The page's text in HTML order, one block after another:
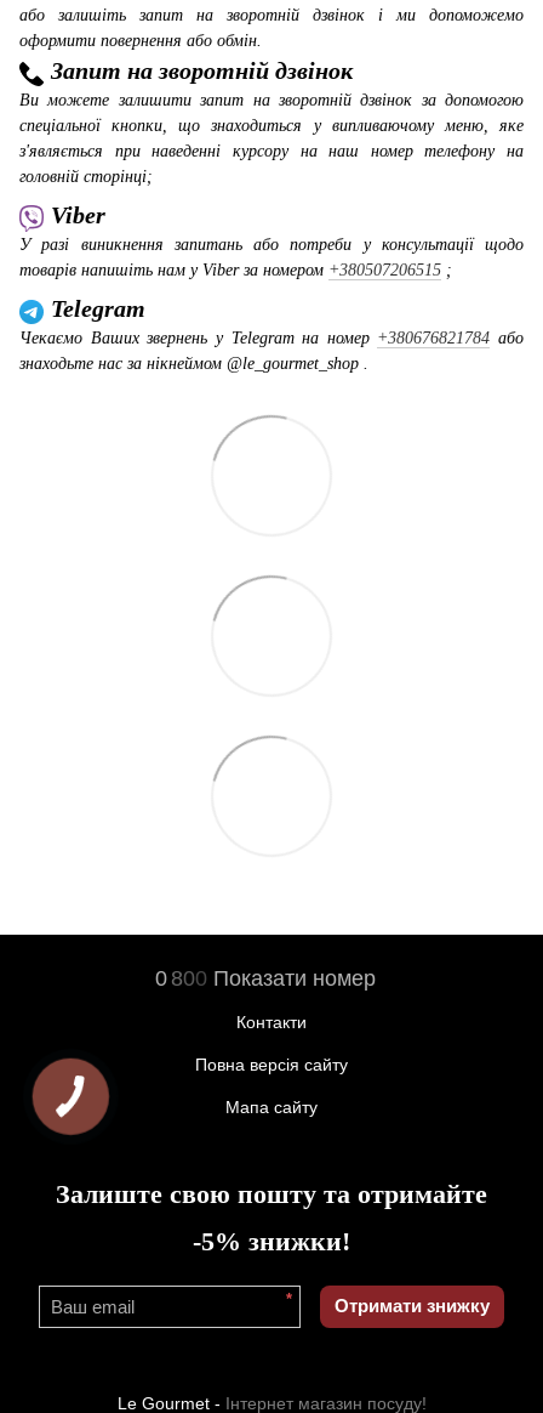
або залишіть запит на зворотній дзвінок і ми допоможемо
оформити повернення або обмін.
Запит на зворотній дзвінок
Ви можете залишити запит на зворотній дзвінок за допомогою
спеціальної кнопки, що знаходиться у випливаючому меню, яке
з'являється при наведенні курсору на наш номер телефону на
головній сторінці;
Viber
У разі виникнення запитань або потреби у консультації щодо
товарів напишіть нам у Viber за номером +380507206515 ;
Telegram
Чекаємо Ваших звернень у Telegram на номер +380676821784 або
знаходьте нас за нікнеймом @le_gourmet_shop .
0 800 Показати номер
Контакти
Повна версія сайту
Мапа сайту
Залиште свою пошту та отримайте
-5% знижки!
* Отримати знижку
Le Gourmet - Інтернет магазин посуду!